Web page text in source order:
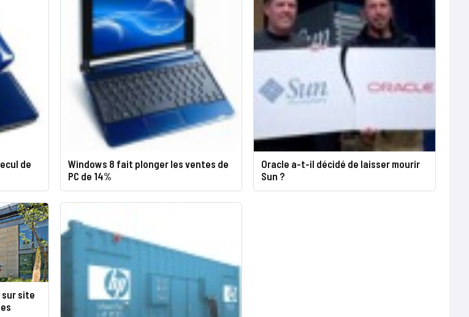
de
Windows 8 fait plonger les ventes de
PC de 14%
Oracle a-t-il décidé de laisser mourir
Sun ?
site